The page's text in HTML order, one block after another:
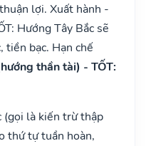
lợi. Xuất hành -
Hướng Tây Bắc sẽ
tiền bạc. Hạn chế
thần tài) - TỐT:
(gọi là kiến trừ thập
thứ tự tuần hoàn,